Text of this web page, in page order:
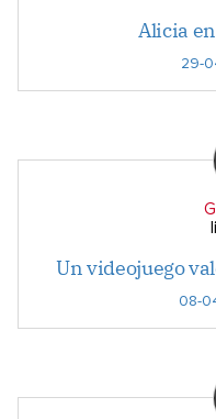
Alicia
29-
Un videojuego
08-